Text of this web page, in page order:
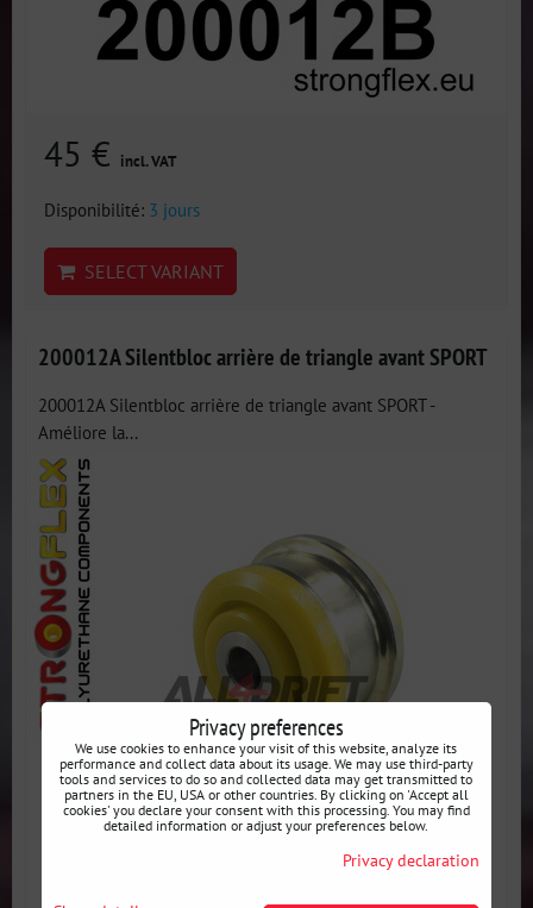
45 € incl. VAT
Disponibilité: 3 jours
SELECT VARIANT
200012A Silentbloc arrière de triangle avant SPORT
200012A Silentbloc arrière de triangle avant SPORT -
Améliore la...
Privacy preferences
We use cookies to enhance your visit of this website, analyze its
performance and collect data about its usage. We may use third-party
tools and services to do so and collected data may get transmitted to
partners in the EU, USA or other countries. By clicking on 'Accept all
cookies' you declare your consent with this processing. You may find
detailed information or adjust your preferences below.
Privacy declaration